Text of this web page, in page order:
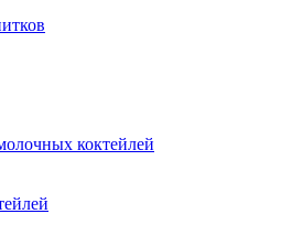
коктейлей